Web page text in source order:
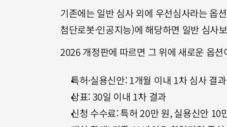
기존에는 일반 심사 외에 우선심사라는 옵
첨단로봇·인공지능)에 해당하면 일반 심사
2026 개정판에 따르면 그 위에 새로운 옵
특허·실용신안: 1개월 이내 1차 심사 결
상표: 30일 이내 1차 결과
신청 수수료: 특허 20만 원, 실용신안 10